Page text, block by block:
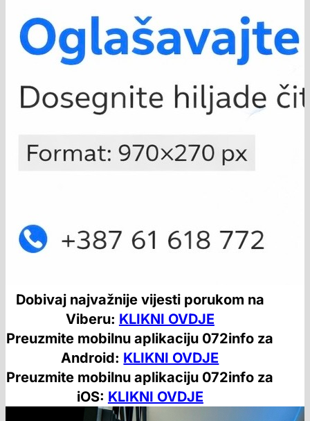
Dobivaj najvažnije vijesti porukom na
Viberu: KLIKNI OVDJE
Preuzmite mobilnu aplikaciju 072info za
Android: KLIKNI OVDJE
Preuzmite mobilnu aplikaciju 072info za
iOS: KLIKNI OVDJE